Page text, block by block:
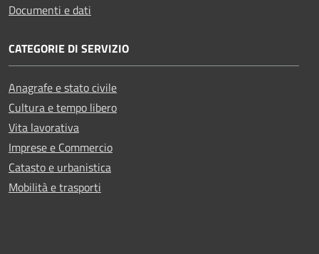
Documenti e dati
CATEGORIE DI SERVIZIO
Anagrafe e stato civile
Cultura e tempo libero
Vita lavorativa
Imprese e Commercio
Catasto e urbanistica
Mobilità e trasporti